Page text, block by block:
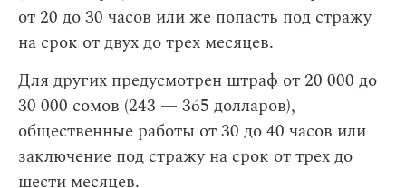
от 20 до 30 часов или же попасть под стражу
на срок от двух до трех месяцев.
Для других предусмотрен штраф от 20 000 до
30 000 сомов (243 — 365 долларов),
общественные работы от 30 до 40 часов или
заключение под стражу на срок от трех до
шести месяцев.